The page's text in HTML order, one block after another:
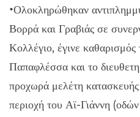
•Ολοκληρώθηκαν
Βορρά και Γραβιάς σε
Κολλέγιο, έγινε
Παπαφλέσσα και το
προχωρά μελέτη
περιοχή του Αϊ-Γιάννη